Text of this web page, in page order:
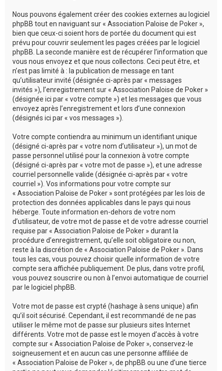
Nous pouvons également créer des cookies externes au logiciel
phpBB tout en naviguant sur « Association Paloise de Poker »,
bien que ceux-ci soient hors de portée du document qui est
prévu pour couvrir seulement les pages créées par le logiciel
phpBB. La seconde manière est de récupérer l’information que
vous nous envoyez et que nous collectons. Ceci peut être, et
n’est pas limité à : la publication de message en tant
qu’utilisateur invité (désignée ci-après par « messages
invités »), l’enregistrement sur « Association Paloise de Poker »
(désignée ici par « votre compte ») et les messages que vous
envoyez après l’enregistrement et lors d’une connexion
(désignés ici par « vos messages »).
Votre compte contiendra au minimum un identifiant unique
(désigné ci-après par « votre nom d’utilisateur »), un mot de
passe personnel utilisé pour la connexion à votre compte
(désigné ci-après par « votre mot de passe »), et une adresse
courriel personnelle valide (désignée ci-après par « votre
courriel »). Vos informations pour votre compte sur
« Association Paloise de Poker » sont protégées par les lois de
protection des données applicables dans le pays qui nous
héberge. Toute information en-dehors de votre nom
d’utilisateur, de votre mot de passe et de votre adresse courriel
requise par « Association Paloise de Poker » durant la
procédure d’enregistrement, qu’elle soit obligatoire ou non,
reste à la discrétion de « Association Paloise de Poker ». Dans
tous les cas, vous pouvez choisir quelle information de votre
compte sera affichée publiquement. De plus, dans votre profil,
vous pouvez souscrire ou non à l’envoi automatique de courriel
par le logiciel phpBB.
Votre mot de passe est crypté (hashage à sens unique) afin
qu’il soit sécurisé. Cependant, il est recommandé de ne pas
utiliser le même mot de passe sur plusieurs sites Internet
différents. Votre mot de passe est le moyen d’accès à votre
compte sur « Association Paloise de Poker », conservez-le
soigneusement et en aucun cas une personne affiliée de
« Association Paloise de Poker », de phpBB ou une d’une tierce